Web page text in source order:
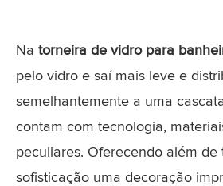
Na torneira de vidro para
pelo vidro e saí mais leve e
semelhantemente a uma
contam com tecnologia,
peculiares. Oferecendo além de
sofisticação uma decoração